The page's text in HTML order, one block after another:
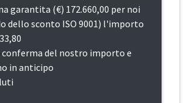
garantita (€) 172.660,00 per noi
dello sconto ISO 9001) l'importo
conferma del nostro importo e
in anticipo